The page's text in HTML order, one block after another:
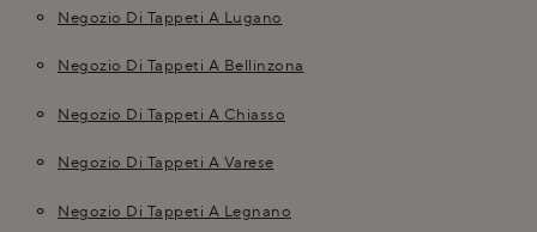
Negozio Di Tappeti A Lugano
Negozio Di Tappeti A Bellinzona
Negozio Di Tappeti A Chiasso
Negozio Di Tappeti A Varese
Negozio Di Tappeti A Legnano